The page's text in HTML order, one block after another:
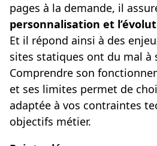
pages à la demande, il
personnalisation et
Et il répond ainsi à des
sites statiques ont du mal à
Comprendre son
et ses limites permet de
adaptée à vos contraintes
objectifs métier.